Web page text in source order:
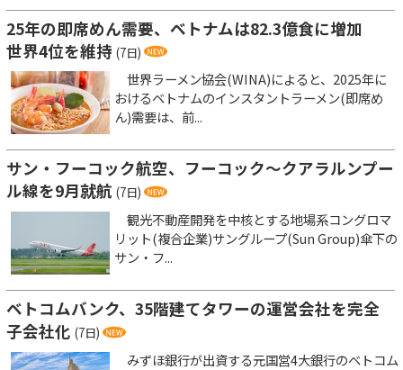
25年の即席めん需要、ベトナムは82.3億食に増加
世界4位を維持 (7日)
世界ラーメン協会(WINA)によると、2025年に
おけるベトナムのインスタントラーメン(即席め
ん)需要は、前...
サン・フーコック航空、フーコック～クアラルンプー
ル線を9月就航 (7日)
観光不動産開発を中核とする地場系コングロマ
リット(複合企業)サングループ(Sun Group)傘下の
サン・フ...
ベトコムバンク、35階建てタワーの運営会社を完全
子会社化 (7日)
みずほ銀行が出資する元国営4大銀行のベトコム